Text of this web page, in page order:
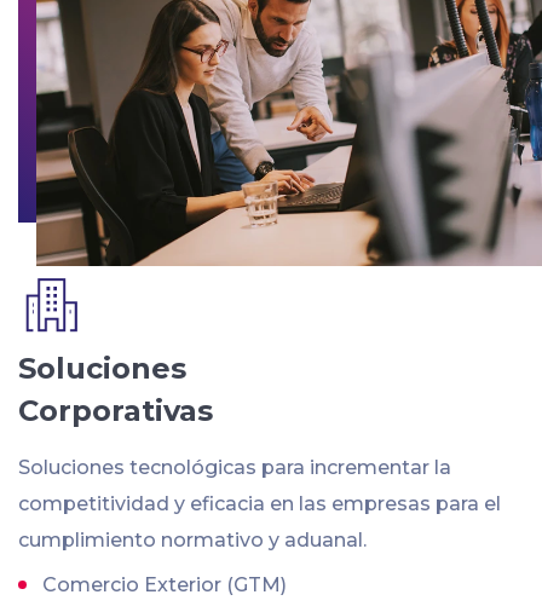
Soluciones
Corporativas
Soluciones tecnológicas para incrementar la
competitividad y eficacia en las empresas para el
cumplimiento normativo y aduanal.
Comercio Exterior (GTM)